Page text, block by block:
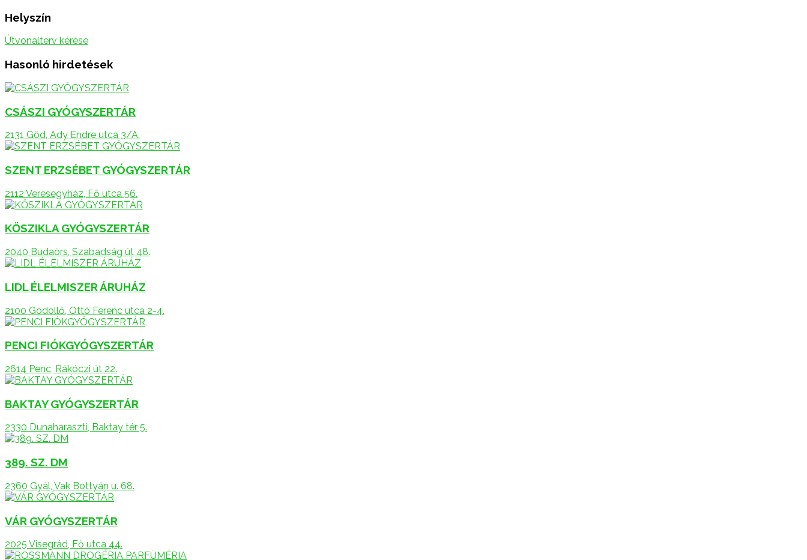
Helyszín
Útvonalterv kérése
Hasonló hirdetések
CSÁSZI GYÓGYSZERTÁR
2131 Göd, Ady Endre utca 3/A.
SZENT ERZSÉBET GYÓGYSZERTÁR
2112 Veresegyház, Fő utca 56.
KŐSZIKLA GYÓGYSZERTÁR
2040 Budaörs, Szabadság út 48.
LIDL ÉLELMISZER ÁRUHÁZ
2100 Gödöllő, Ottó Ferenc utca 2-4.
PENCI FIÓKGYÓGYSZERTÁR
2614 Penc, Rákóczi út 22.
BAKTAY GYÓGYSZERTÁR
2330 Dunaharaszti, Baktay tér 5.
389. SZ. DM
2360 Gyál, Vak Bottyán u. 68.
VÁR GYÓGYSZERTÁR
2025 Visegrád, Fő utca 44.